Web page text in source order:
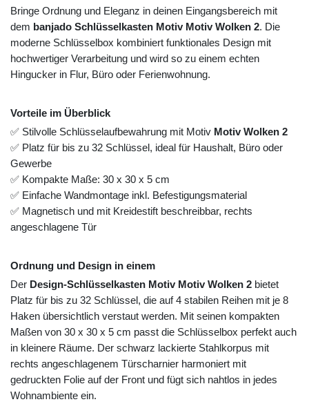
Bringe Ordnung und Eleganz in deinen Eingangsbereich mit
dem banjado Schlüsselkasten Motiv Motiv Wolken 2. Die
moderne Schlüsselbox kombiniert funktionales Design mit
hochwertiger Verarbeitung und wird so zu einem echten
Hingucker in Flur, Büro oder Ferienwohnung.
Vorteile im Überblick
✅ Stilvolle Schlüsselaufbewahrung mit Motiv Motiv Wolken 2
✅ Platz für bis zu 32 Schlüssel, ideal für Haushalt, Büro oder
Gewerbe
✅ Kompakte Maße: 30 x 30 x 5 cm
✅ Einfache Wandmontage inkl. Befestigungsmaterial
✅ Magnetisch und mit Kreidestift beschreibbar, rechts
angeschlagene Tür
Ordnung und Design in einem
Der Design-Schlüsselkasten Motiv Motiv Wolken 2 bietet
Platz für bis zu 32 Schlüssel, die auf 4 stabilen Reihen mit je 8
Haken übersichtlich verstaut werden. Mit seinen kompakten
Maßen von 30 x 30 x 5 cm passt die Schlüsselbox perfekt auch
in kleinere Räume. Der schwarz lackierte Stahlkorpus mit
rechts angeschlagenem Türscharnier harmoniert mit
gedruckten Folie auf der Front und fügt sich nahtlos in jedes
Wohnambiente ein.